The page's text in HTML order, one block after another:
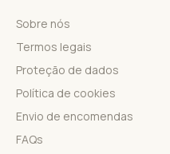
Sobre nós
Termos legais
Proteção de dados
Política de cookies
Envio de encomendas
FAQs